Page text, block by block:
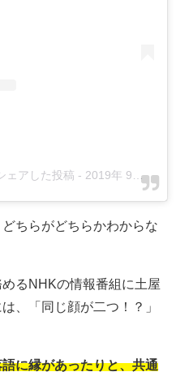
ェアした投稿 - 2019年 9月月16日午後8時12分PDT
ちらがどちらかわからな
るNHKの情報番組に土屋
、「同じ顔が二つ！？」
に縁があったりと、共通